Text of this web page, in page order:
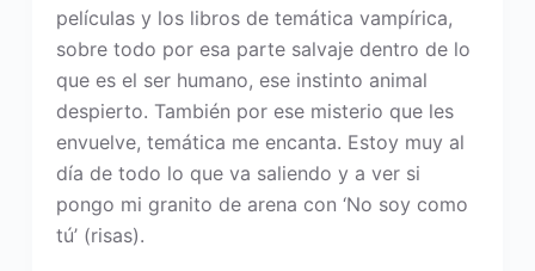
películas y los libros de temática vampírica,
sobre todo por esa parte salvaje dentro de lo
que es el ser humano, ese instinto animal
despierto. También por ese misterio que les
envuelve, temática me encanta. Estoy muy al
día de todo lo que va saliendo y a ver si
pongo mi granito de arena con ‘No soy como
tú’ (risas).